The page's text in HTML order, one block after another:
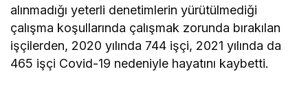
alınmadığı yeterli denetimlerin yürütülmediği
çalışma koşullarında çalışmak zorunda bırakılan
işçilerden, 2020 yılında 744 işçi, 2021 yılında da
465 işçi Covid-19 nedeniyle hayatını kaybetti.